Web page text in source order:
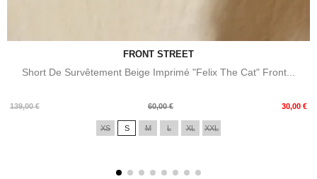
FRONT STREET
Short De Survêtement Beige Imprimé "Felix The Cat" Front...
139,00 €
Prix
60,00 € 30,00 €
Prix
XS S M L XL XXL